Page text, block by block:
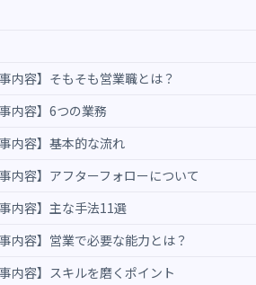
内容】そもそも営業職とは？
内容】6つの業務
事内容】基本的な流れ
事内容】アフターフォローについて
事内容】主な手法11選
事内容】営業で必要な能力とは？
事内容】スキルを磨くポイント